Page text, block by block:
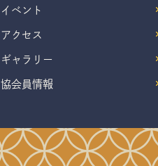
イベント
アクセス
ギャラリー
協会員情報